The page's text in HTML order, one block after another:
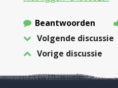
Beantwoorden
Volgende discussie
Vorige discussie